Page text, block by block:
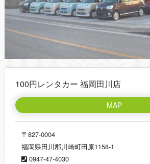
100円レンタカー 福岡田川店
MAP
〒827-0004
福岡県田川郡川崎町田原1158-1
0947-47-4030